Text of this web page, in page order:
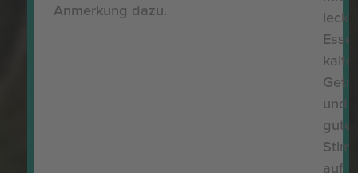
Anmerkung dazu.
und
guter
auf